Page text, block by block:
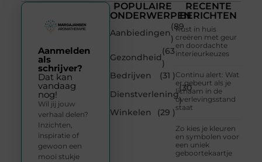
POPULAIRE
ONDERWERPEN
Aanbiedingen
(89
)
Gezondheid
(63
)
Bedrijven
(31 )
Dienstverlening
(30
)
Winkelen
(29 )
RECENTE
BERICHTEN
Rust in huis
creëren met geur
en doordachte
interieurkeuzes
Continu alert: Wat
er gebeurt als je
lichaam in de
overlevingsstand
staat
Zo kies je kleuren
en symbolen voor
een uniek
geboortekaartje
Aanmelden
als
schrijver?
Dat kan
vandaag
nog!
Wil jij jouw
verhaal delen?
Inzichten,
inspiratie of
gewoon een
mooi stukje